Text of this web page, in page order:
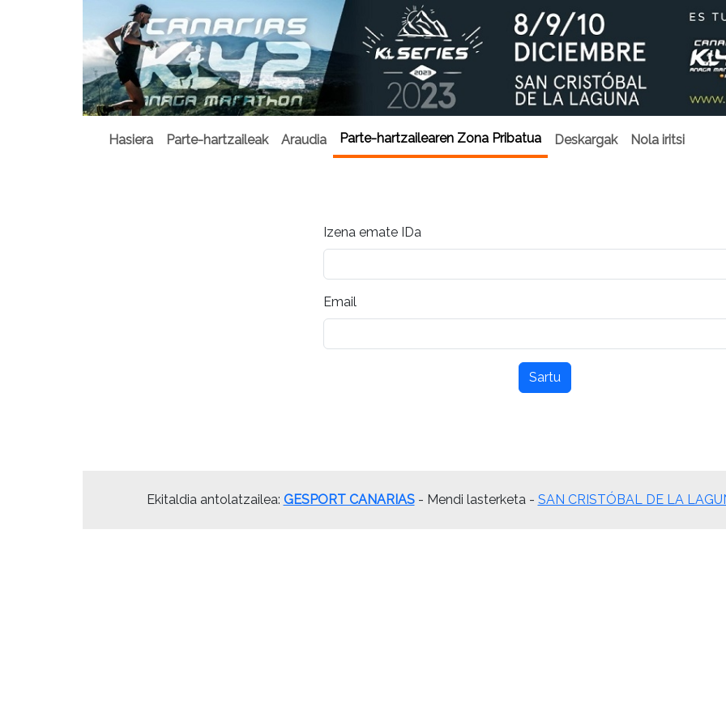
Hasiera Parte-hartzaileak Araudia Parte-hartzailearen Zona Pribatua Deskargak Nola iritsi
Izena emate IDa
Email
Sartu
Ekitaldia antolatzailea: GESPORT CANARIAS- Mendi lasterketa - SAN CRISTÓBAL DE LA